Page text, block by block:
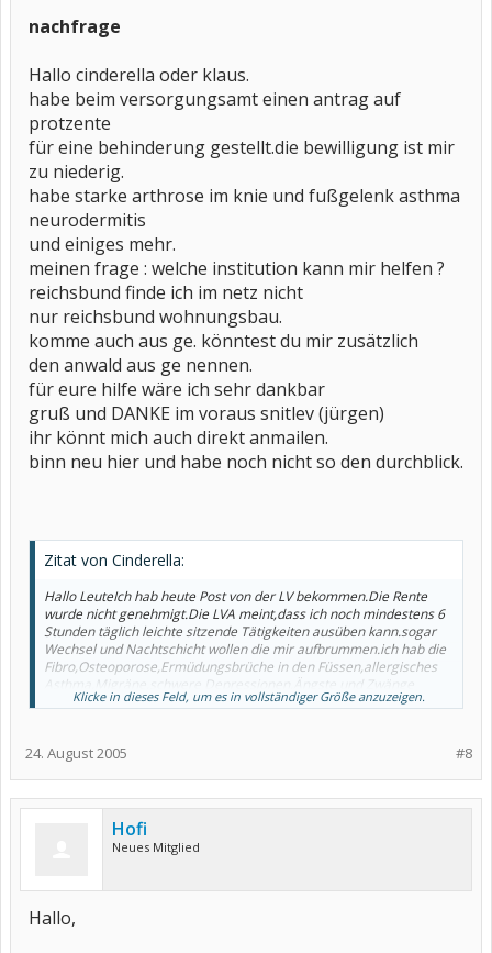
nachfrage
Hallo cinderella oder klaus.
habe beim versorgungsamt einen antrag auf
protzente
für eine behinderung gestellt.die bewilligung ist mir
zu niederig.
habe starke arthrose im knie und fußgelenk asthma
neurodermitis
und einiges mehr.
meinen frage : welche institution kann mir helfen ?
reichsbund finde ich im netz nicht
nur reichsbund wohnungsbau.
komme auch aus ge. könntest du mir zusätzlich
den anwald aus ge nennen.
für eure hilfe wäre ich sehr dankbar
gruß und DANKE im voraus snitlev (jürgen)
ihr könnt mich auch direkt anmailen.
binn neu hier und habe noch nicht so den durchblick.
Zitat von Cinderella:
Hallo LeuteIch hab heute Post von der LV bekommen.Die Rente
wurde nicht genehmigt.Die LVA meint,dass ich noch mindestens 6
Stunden täglich leichte sitzende Tätigkeiten ausüben kann.sogar
Wechsel und Nachtschicht wollen die mir aufbrummen.ich hab die
Fibro,Osteoporose,Ermüdungsbrüche in den Füssen,allergisches
Asthma,Migräne,schwere Depressionen,Ängste und Zwänge
angegeben.Außerdem hab ich noch Polypen im Darm,wodurch ich
gehen.Ich bin stinksauer.Hab heute wieder einen tollen
Sozialgericht.Kennt von Euch jemand einen guten Anwalt in NRW?
Ich bin im Rechtsschutz,und ich denke,die werden die Kosten
übernehmen.Hat jemand von Euch Erfahrung damit.ich komme
aus Recklinghausen,und hab im Internet nur einen Rechtsanwalt in
es gut und haltet die Ohren steif.Freue mich über Eure Post.
Gruß Petra
Klicke in dieses Feld, um es in vollständiger Größe anzuzeigen.
#8
24. August 2005
Hofi
Neues Mitglied
Hallo,